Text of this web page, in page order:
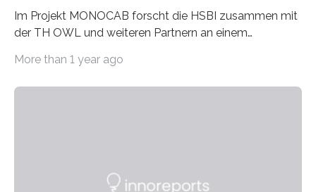
Im Projekt MONOCAB forscht die HSBI zusammen mit
der TH OWL und weiteren Partnern an einem
stillgelegten Gleisen den Individualverkehr im
Schienenfahrzeugen die vorhandene Infrastruktur
More than 1 year ago